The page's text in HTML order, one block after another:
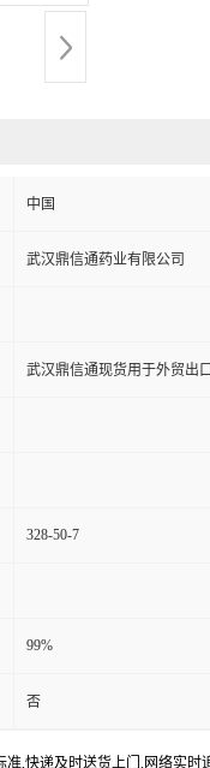
中国
武汉鼎信通药业有限公司
武汉鼎信通现货用于外贸出
328-50-7
99%
否
,快递及时送货上门,网络实